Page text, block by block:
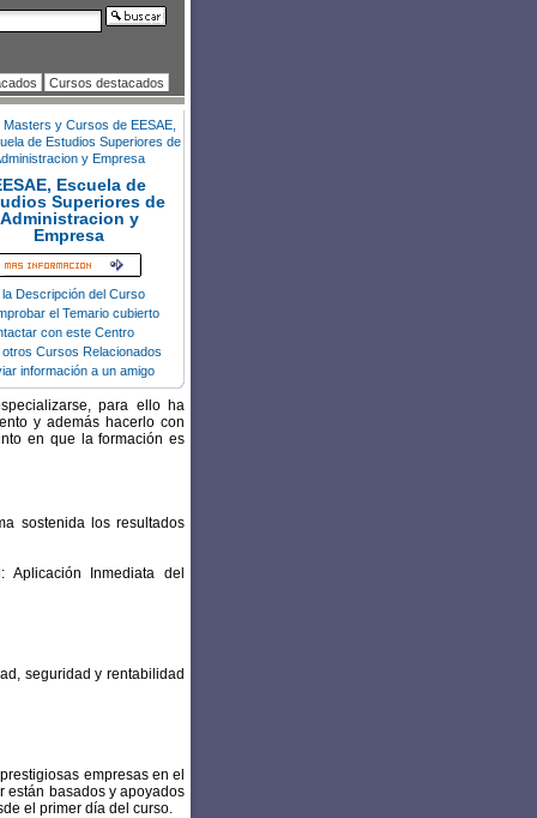
Cursos destacados
Escuela de
Superiores de
Administracion y
Empresa
la Descripción del Curso
el Temario cubierto
con este Centro
otros Cursos Relacionados
información a un amigo
para ello ha
y además hacerlo con
en que la formación es
sostenida los resultados
Inmediata del
seguridad y rentabilidad
empresas en el
están basados y apoyados
el primer día del curso.